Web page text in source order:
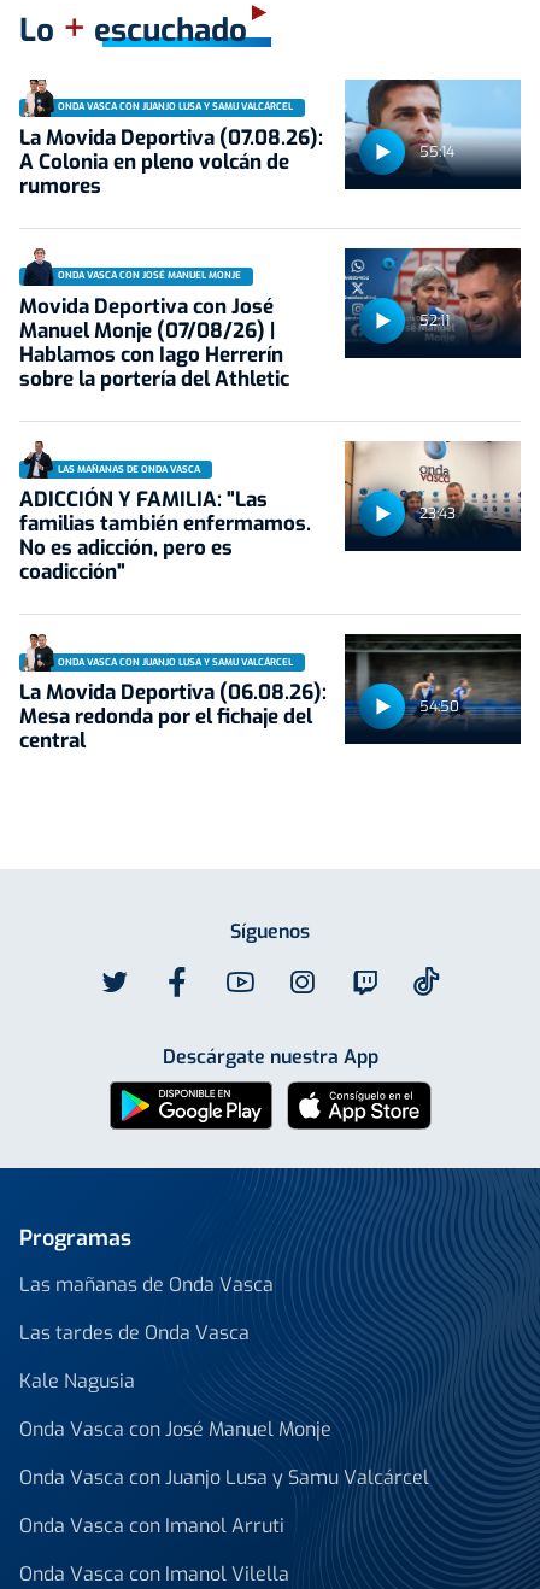
Lo + escuchado
55:14
ONDA VASCA CON JUANJO LUSA Y SAMU VALCÁRCEL
La Movida Deportiva (07.08.26):
A Colonia en pleno volcán de
rumores
52:11
ONDA VASCA CON JOSÉ MANUEL MONJE
Movida Deportiva con José
Manuel Monje (07/08/26) |
Hablamos con Iago Herrerín
sobre la portería del Athletic
23:43
LAS MAÑANAS DE ONDA VASCA
ADICCIÓN Y FAMILIA: "Las
familias también enfermamos.
No es adicción, pero es
coadicción"
54:50
ONDA VASCA CON JUANJO LUSA Y SAMU VALCÁRCEL
La Movida Deportiva (06.08.26):
Mesa redonda por el fichaje del
central
Síguenos
Descárgate nuestra App
Programas
Las mañanas de Onda Vasca
Las tardes de Onda Vasca
Kale Nagusia
Onda Vasca con José Manuel Monje
Onda Vasca con Juanjo Lusa y Samu Valcárcel
Onda Vasca con Imanol Arruti
Onda Vasca con Imanol Vilella